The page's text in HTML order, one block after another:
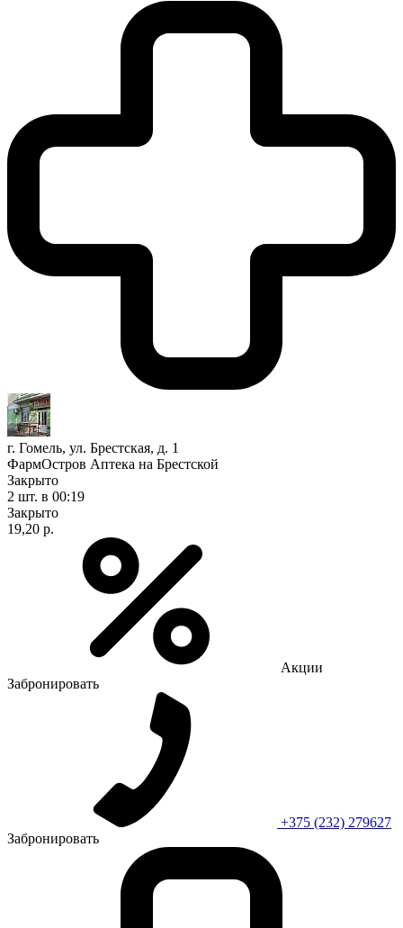
г. Гомель, ул. Брестская, д. 1
ФармОстров Аптека на Брестской
Закрыто
2 шт. в 00:19
Закрыто
19,20 р.
Акции
Забронировать
+375 (232) 279627
Забронировать